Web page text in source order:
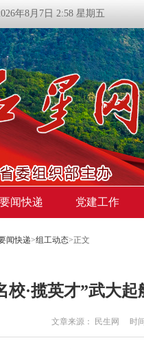
年8月7日 2:58 星期五
要闻快递 党建工作
闻快递>组工动态>正文
校·揽英才”武大
文章来源： 民生网 时间